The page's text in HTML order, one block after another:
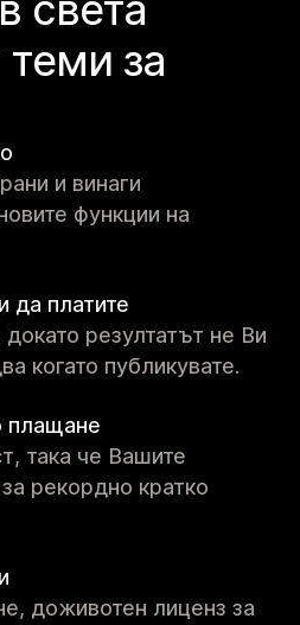
теми за
и винаги
функции на
да платите
резултатът не Ви
когато публикувате.
плащане
така че Вашите
рекордно кратко
доживотен лиценз за